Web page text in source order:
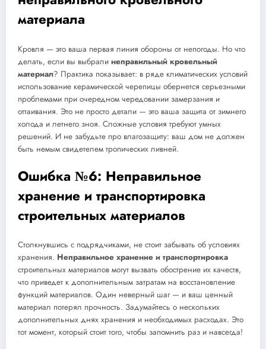
материала
Кровля — это ваша первая линия обороны от непогоды. Но что
делать, если вы выбрали неправильный кровельный
материал? Практика показывает: в ряде климатических условий
использование керамической черепицы обернется серьезными
проблемами при очередном чередовании замерзания и
оттаивания. Это не просто детали — это ваша защита от зимнего
холода и летнего зноя. Сложные условия требуют умных
решений. И не забудьте про влагозащиту: ваш дом не должен
быть немым свидетелем тропических ливней.
Ошибка №6: Неправильное
хранение и транспортировка
строительных материалов
Столкнувшись с подрядчиками, не стоит забывать об условиях
хранения. Неправильное хранение и транспортировка
строительных материалов могут вызвать обострение их качеств,
что приведет к дополнительным затратам на восстановление
функций материалов. Один неверный шаг — и ваш ценный
материал потерял прочность. Задумайтесь о нескольких
дополнительных днях хранения и необходимых расходах. Это
тот момент, который стоит того, чтобы запомнить раз и навсегда!